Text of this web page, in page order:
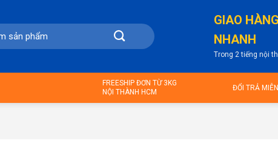
GIAO HÀNG
NHANH
Trong 2 tiếng nội
FREESHIP ĐƠN TỪ 3KG
NỘI THÀNH HCM
ĐỔI TRẢ